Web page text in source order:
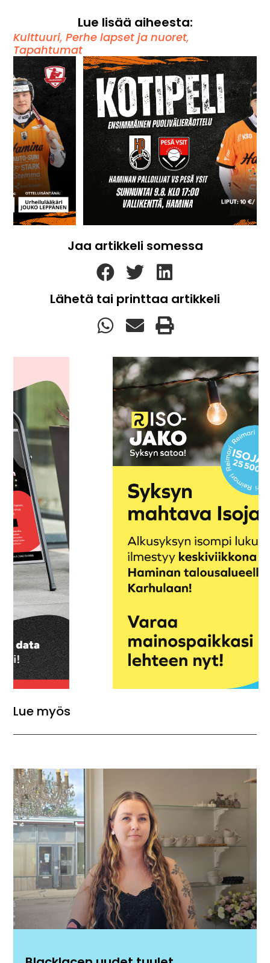
Lue lisää aiheesta:
Kulttuuri,Perhe lapset ja nuoret,
Tapahtumat
Jaa artikkeli somessa
Lähetä tai printtaa artikkeli
Lue myös